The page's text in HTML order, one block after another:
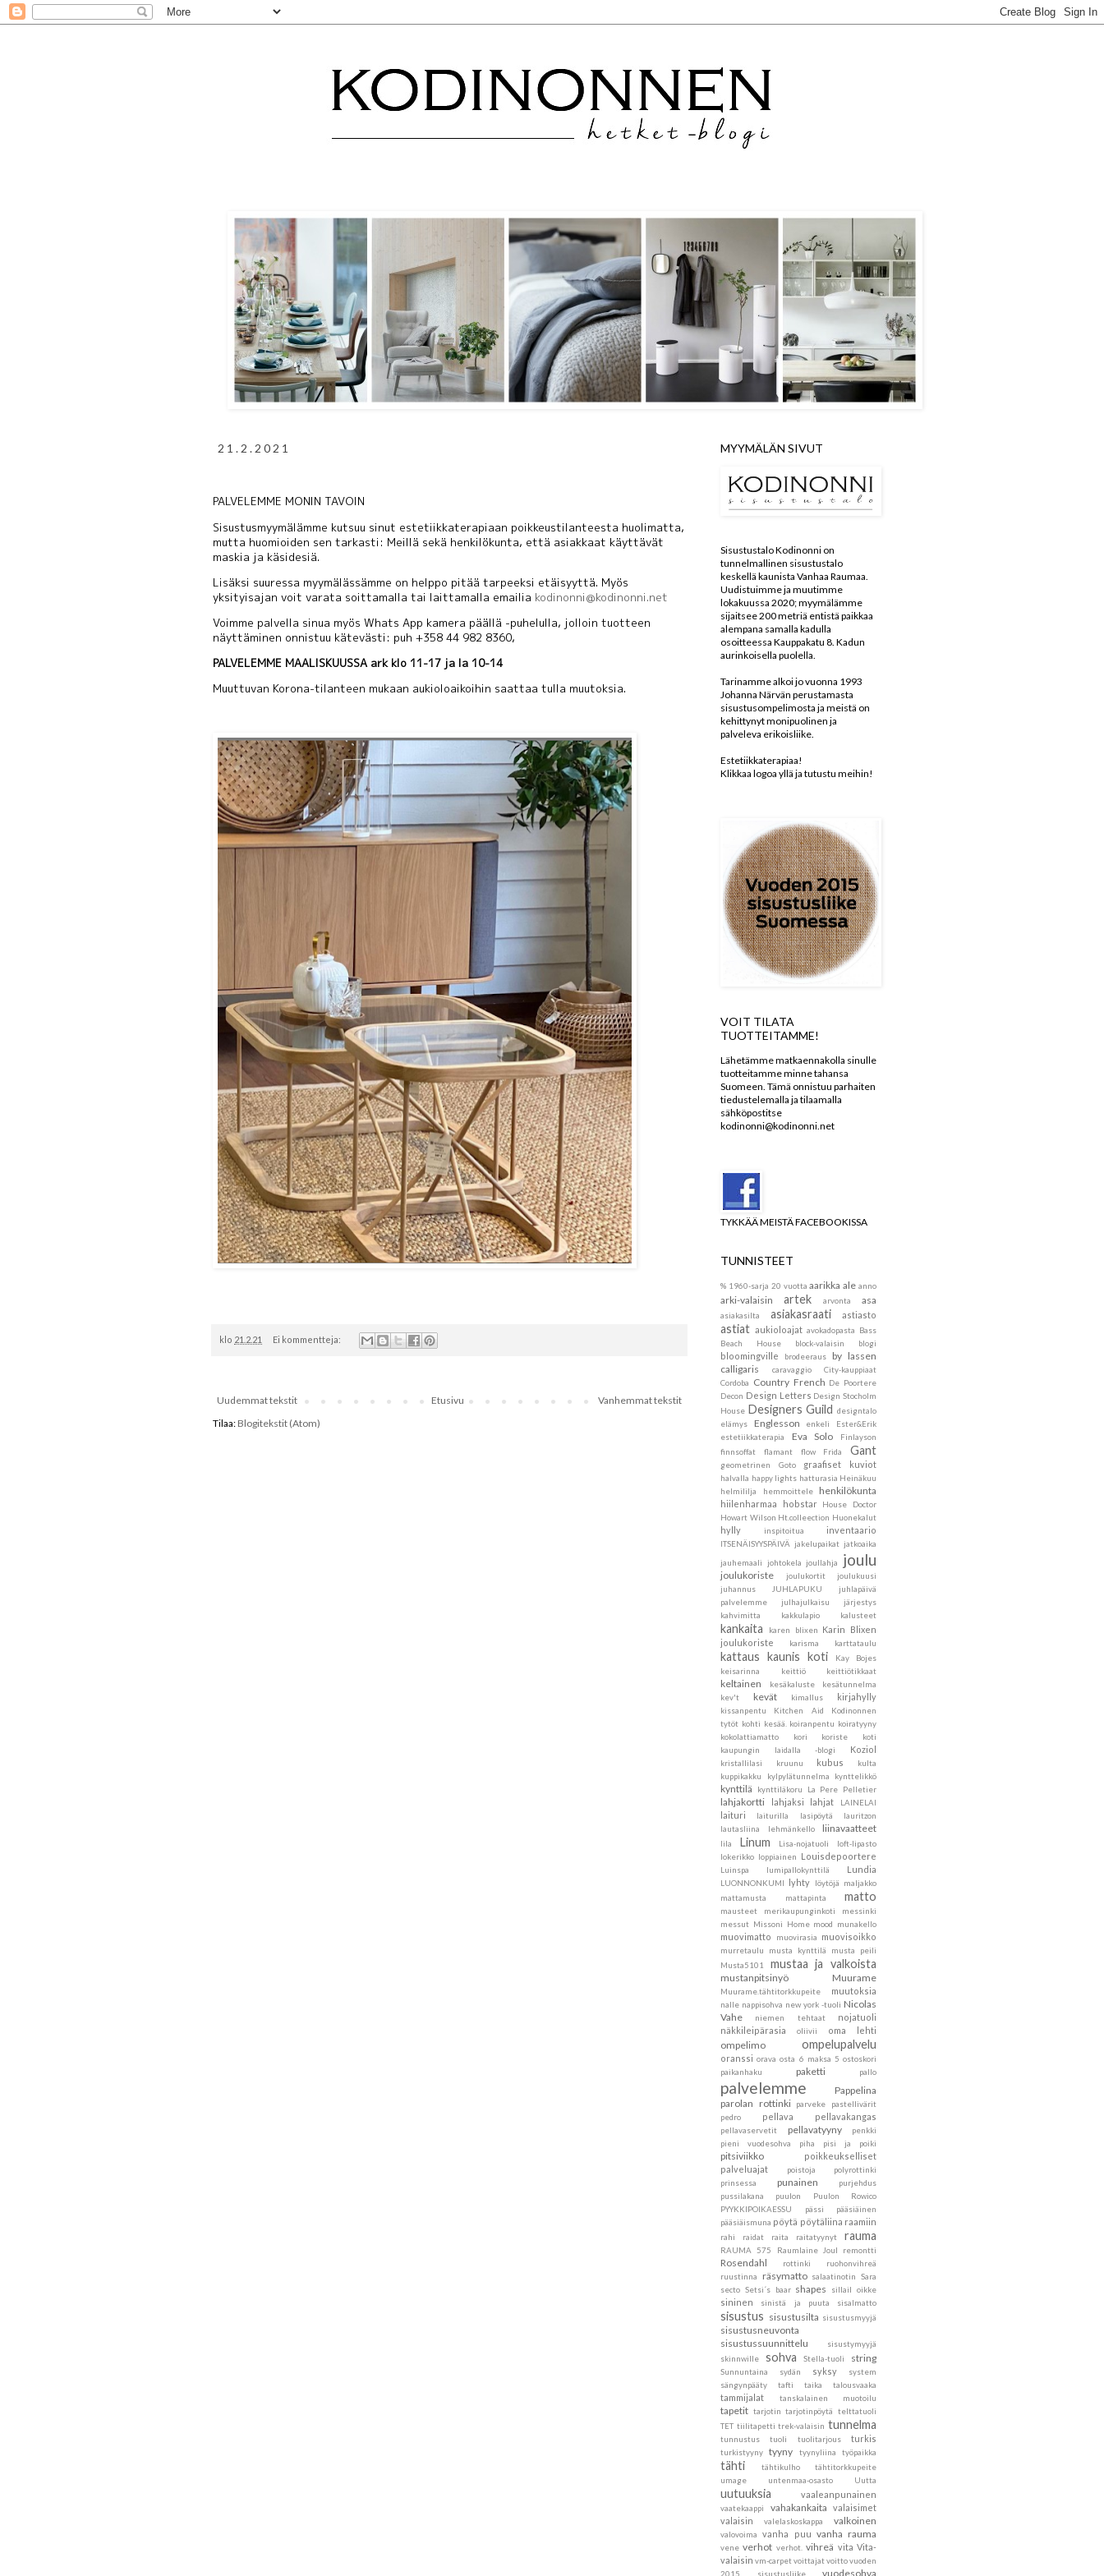
21.2.2021
PALVELEMME MONIN TAVOIN
Sisustusmyymälämme kutsuu sinut estetiikkaterapiaan poikkeustilanteesta huolimatta,
mutta huomioiden sen tarkasti: Meillä sekä henkilökunta, että asiakkaat käyttävät
maskia ja käsidesiä.
Lisäksi suuressa myymälässämme on helppo pitää tarpeeksi etäisyyttä. Myös
yksityisajan voit varata soittamalla tai laittamalla emailia kodinonni@kodinonni.net
Voimme palvella sinua myös Whats App kamera päällä -puhelulla, jolloin tuotteen
näyttäminen onnistuu kätevästi: puh +358 44 982 8360,
PALVELEMME MAALISKUUSSA ark klo 11-17 ja la 10-14
Muuttuvan Korona-tilanteen mukaan aukioloaikoihin saattaa tulla muutoksia.
klo 21.2.21 Ei kommentteja:
Uudemmat tekstit Vanhemmat tekstit
Etusivu
Tilaa: Blogitekstit (Atom)
MYYMÄLÄN SIVUT
Sisustustalo Kodinonni on
tunnelmallinen sisustustalo
keskellä kaunista Vanhaa Raumaa.
Uudistuimme ja muutimme
lokakuussa 2020; myymälämme
sijaitsee 200 metriä entistä paikkaa
alempana samalla kadulla
osoitteessa Kauppakatu 8. Kadun
aurinkoisella puolella.
Tarinamme alkoi jo vuonna 1993
Johanna Närvän perustamasta
sisustusompelimosta ja meistä on
kehittynyt monipuolinen ja
palveleva erikoisliike.
Estetiikkaterapiaa!
Klikkaa logoa yllä ja tutustu meihin!
VOIT TILATA
TUOTTEITAMME!
Lähetämme matkaennakolla sinulle
tuotteitamme minne tahansa
Suomeen. Tämä onnistuu parhaiten
tiedustelemalla ja tilaamalla
sähköpostitse
kodinonni@kodinonni.net
TYKKÄÄ MEISTÄ FACEBOOKISSA
TUNNISTEET
% 1960-sarja 20 vuotta aarikka ale anno
arki-valaisin artek arvonta asa
asiakasilta asiakasraati astiasto
astiat aukioloajat avokadopasta
Bass
Beach House
block-valaisin blogi
bloomingville brodeeraus
by lassen
calligaris
caravaggio
City-kauppiaat
Cordoba
Country French De Poortere
Decon Design Letters Design Stocholm
House Designers Guild designtalo
elämys
Englesson enkeli
Ester&Erik
estetiikkaterapia
Eva Solo
Finlayson
finnsoffat
flamant flow Frida Gant
geometrinen Goto graafiset kuviot
halvalla happy lights hatturasia Heinäkuu
helmililja
hemmoittele henkilökunta
hiilenharmaa hobstar
House Doctor
Howart Wilson Ht.colleection Huonekalut
hylly inspitoitua inventaario
ITSENÄISYYSPÄIVÄ jakelupaikat jatkoaika
jauhemaali johtokela joullahja joulu
joulukoriste joulukortit
joulukuusi
juhannus
JUHLAPUKU
juhlapäivä
palvelemme
julhajulkaisu
järjestys
kahvimitta
kakkulapio kalusteet
kankaita karen blixen
Karin Blixen
joulukoriste
karisma karttataulu
kattaus kaunis koti
Kay Bojes
keisarinna
keittiö keittiötikkaat
keltainen kesäkaluste
kesätunnelma
kev't
kevät kimallus kirjahylly
kissanpentu Kitchen Aid
Kodinonnen
tytöt kohti kesää. koiranpentu koiratyyny
kokolattiamatto
kori koriste
koti
kaupungin laidalla -blogi
Koziol
kristallilasi kruunu kubus
kulta
kuppikakku
kylpylätunnelma kynttelikkö
kynttilä kynttiläkoru La Pere Pelletier
lahjakortti lahjaksi lahjat LAINELAI
laituri laiturilla lasipöytä
lauritzon
lautasliina
lehmänkello liinavaatteet
lila Linum Lisa-nojatuoli
loft-lipasto
lokerikko loppiainen Louisdepoortere
Luinspa lumipallokynttilä Lundia
LUONNONKUMI lyhty löytöjä
maljakko
mattamusta
mattapinta matto
mausteet merikaupunginkoti
messinki
messut Missoni Home mood munakello
muovimatto muovirasia muovisoikko
murretaulu musta kynttilä
musta peili
Musta5101
mustaa ja valkoista
mustanpitsinyö Muurame
Muurame.tähtitorkkupeite muutoksia
nalle nappisohva new york -tuoli Nicolas
Vahe
niemen tehtaat
nojatuoli
näkkileipärasia
oliivii oma lehti
ompelimo ompelupalvelu
oranssi orava osta 6 maksa 5 ostoskori
paikanhaku
paketti pallo
palvelemme
Pappelina
parolan rottinki
parveke
pastellivärit
pedro
pellava pellavakangas
pellavaservetit pellavatyyny
penkki
pieni vuodesohva
piha pisi ja poiki
pitsiviikko
poikkeukselliset
palveluajat
poistoja
polyrottinki
prinsessa
punainen
purjehdus
pussilakana
puulon
Puulon Rowico
PYYKKIPOIKAESSU
pässi
pääsiäinen
pääsiäismuna pöytä pöytäliina raamiin
rahi raidat raita raitatyynyt rauma
RAUMA 575 Raumlaine Joul remontti
Rosendahl rottinki
ruohonvihreä
ruustinna
räsymatto salaatinotin
Sara
secto Setsi´s baar shapes sillail oikke
sininen sinistä ja puuta sisalmatto
sisustus sisustusilta sisustusmyyjä
sisustusneuvonta
sisustussuunnittelu
sisustymyyjä
skinnwille
sohva Stella-tuoli string
Sunnuntaina sydän syksy
system
sängynpääty
tafti taika talousvaaka
tammijalat tanskalainen muotoilu
tapetit tarjotin tarjotinpöytä
telttatuoli
TET tiilitapetti trek-valaisin tunnelma
tunnustus tuoli tuolitarjous turkis
turkistyyny tyyny tyynyliina työpaikka
tähti tähtikulho
tähtitorkkupeite
umage
untenmaa-osasto Uutta
uutuuksia vaaleanpunainen
vaatekaappi vahakankaita
valaisimet
valaisin
valelaskoskappa valkoinen
valovoima vanha puu vanha rauma
vene verhot verhot. vihreä vita Vita-
valaisin vm-carpetvoittajatvoittovuoden
2015 sisustusliike
vuodesohva